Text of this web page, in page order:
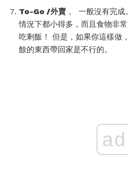
To-Go /外賣 。 一般沒有完
情況下都小得多，而且食物非
吃剩飯！ 但是，如果你這樣做
餘的東西帶回家是不行的。
ad